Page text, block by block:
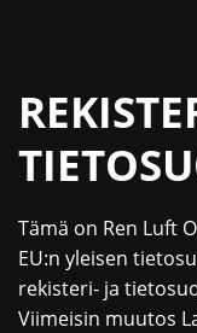
Tämä on Ren Luft
EU:n yleisen
rekisteri- ja
Viimeisin muutos